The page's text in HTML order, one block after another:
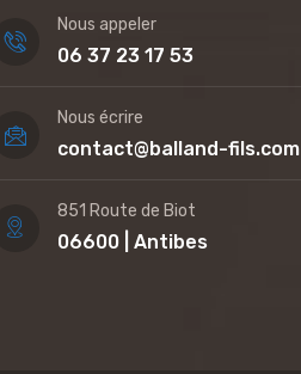
Nous appeler
06 37 23 17 53
Nous écrire
contact@balland-fils.com
851 Route de Biot
06600 | Antibes